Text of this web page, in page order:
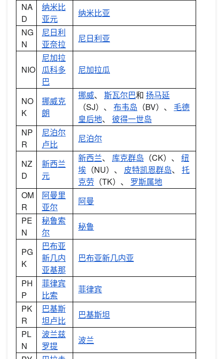
NA
D
纳米比
亚元
纳米比亚
NG
N
尼日利
亚奈拉
尼日利亚
NIO
尼加拉
瓜科多
巴
尼加拉瓜
NO
K
挪威克
朗
挪威、 斯瓦尔巴和 扬马延
（SJ）、
布韦岛 （BV）、
毛德
皇后地、
彼得一世岛
NP
R
尼泊尔
卢比
尼泊尔
NZ
D
新西兰
元
新西兰、 库克群岛 （CK）、
纽
埃 （NU）、 皮特凯恩群岛、
托
克劳 （TK）、
罗斯属地
OM
R
阿曼里
亚尔
阿曼
PE
N
秘鲁索
尔
秘鲁
PG
K
巴布亚
新几内
亚基那
巴布亚新几内亚
PH
P
菲律宾
比索
菲律宾
PK
R
巴基斯
坦卢比
巴基斯坦
PL
N
波兰兹
罗提
波兰